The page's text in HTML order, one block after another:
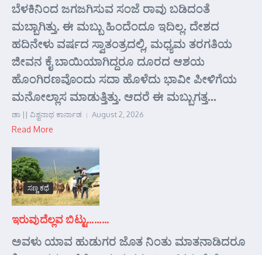
ಬೆಳಕಿನಿಂದ ಜಗಜಗಿಸುವ ಸಂಜೆ ರಾವು ಬಡಿದಂತೆ
ಮಬ್ಬಾಗಿತ್ತು. ಈ ಮಬ್ಬು ಹಿಂದೆಂದೂ ಇದಿಲ್ಲ. ದೇಶದ
ಹದಿನೇಳು ವರ್ಷದ ಸ್ವಾತಂತ್ರದಲ್ಲಿ, ಮಧ್ಯಮ ತರಗತಿಯ
ಜೀವನ ಕೈ ಬಾಯಿಯಾಗಿದ್ದರೂ ದೂರದ ಆಶಯ
ಹೊಂಗಿರಣವೊಂದು ಸದಾ ಹೊಳೆದು ಭಾವೀ ಪೀಳಿಗೆಯ
ಮನೋಲ್ಲಾಸ ಮಾಡುತ್ತಿತ್ತು. ಆದರೆ ಈ ಮಬ್ಬುಗತ್ತ...
ಡಾ || ವಿಶ್ವನಾಥ ಕಾರ್ನಾಡ August 2, 2026
Read More
ಸಣ್ಣ ಕಥೆ
ಇರುವುದೆಲ್ಲವ ಬಿಟ್ಟು………
ಅವಳು ಯಾವ ಹುಡುಗರ ಜೊತ ನಿಂತು ಮಾತನಾಡಿದರೂ